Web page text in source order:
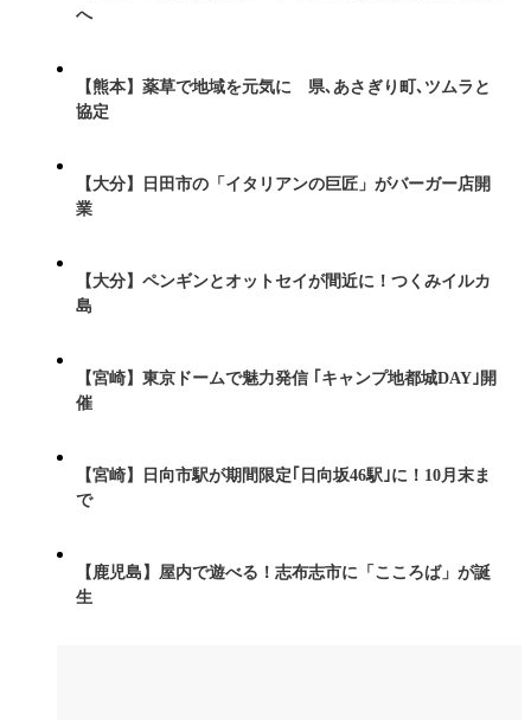
へ
【熊本】薬草で地域を元気に 県､あさぎり町､ツムラと
協定
【大分】日田市の「イタリアンの巨匠」がバーガー店開
業
【大分】ペンギンとオットセイが間近に！つくみイルカ
島
【宮崎】東京ドームで魅力発信 ｢キャンプ地都城DAY｣開
催
【宮崎】日向市駅が期間限定｢日向坂46駅｣に！10月末ま
で
【鹿児島】屋内で遊べる！志布志市に「こころば」が誕
生